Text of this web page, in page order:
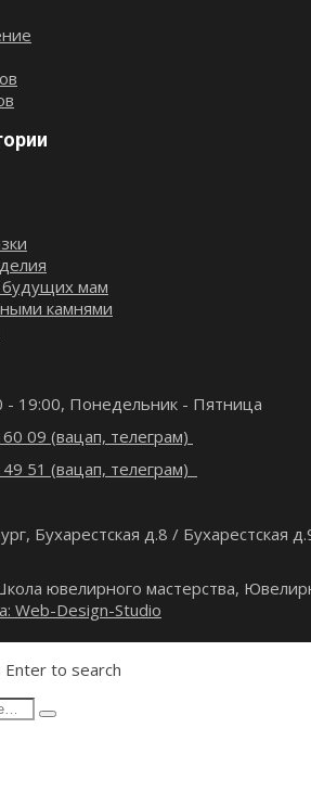
мам
камнями
- 19:00, Понедельник - Пятница
09 (вацап, телеграм)
51 (вацап, телеграм)
Бухарестская д.8 / Бухарестская
ювелирного мастерства,
Web-Design-Studio
to search